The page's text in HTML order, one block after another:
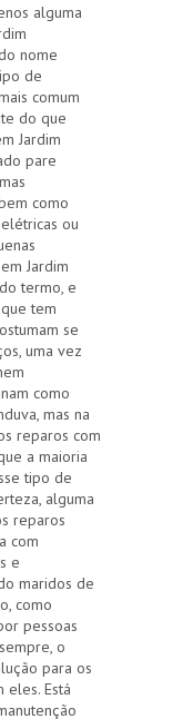
alguma
nome
de
comum
do que
Jardim
pare
como
ou
Jardim
termo, e
tem
se
uma vez
como
mas na
reparos com
a maioria
tipo de
alguma
reparos
com
e
maridos de
como
pessoas
o
para os
eles. Está